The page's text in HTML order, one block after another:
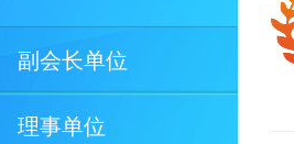
副会长单位
理事单位